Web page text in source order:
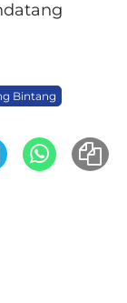
Bintang